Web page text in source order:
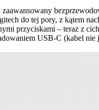
do tej pory, z kątem
przyciskami – teraz z
USB-C (kabel nie